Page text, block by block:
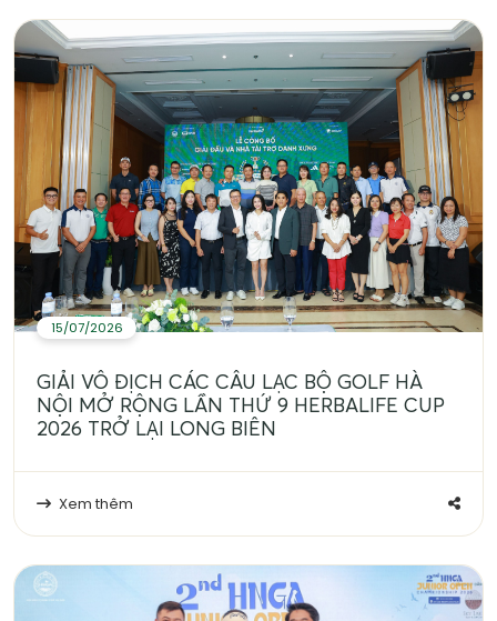
15/07/2026
GIẢI VÔ ĐỊCH CÁC CÂU LẠC BỘ GOLF HÀ
NỘI MỞ RỘNG LẦN THỨ 9 HERBALIFE CUP
2026 TRỞ LẠI LONG BIÊN
Xem thêm